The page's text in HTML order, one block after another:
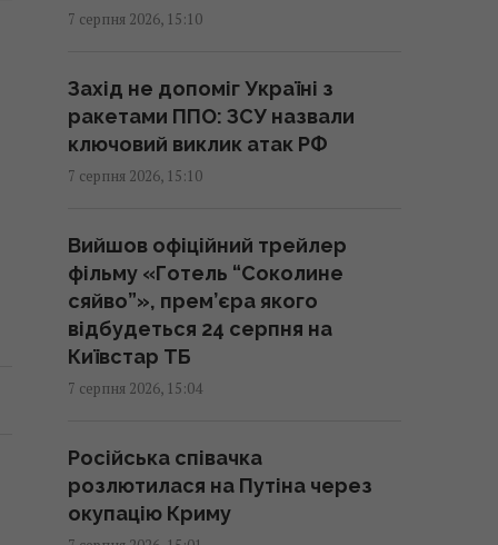
15:08 п'ятниця, 07 серпня 2026
Чоловік відомої української
акторки пішов з життя
15:00 п'ятниця, 07 серпня 2026
людину і саме цим є
небезпечним, – вчений
14:56 п'ятниця, 07 серпня 2026
Під льодом Антарктиди
знайшли залишки "моря", яке
тому
14:46 п'ятниця, 07 серпня 2026
7 серпня 2026, 15:10
Захід не допоміг Україні з
ракетами ППО: ЗСУ назвали
ключовий виклик атак РФ
7 серпня 2026, 15:10
Вийшов офіційний трейлер
фільму «Готель “Соколине
сяйво”», прем’єра якого
відбудеться 24 серпня на
Київстар ТБ
7 серпня 2026, 15:04
Російська співачка
розлютилася на Путіна через
окупацію Криму